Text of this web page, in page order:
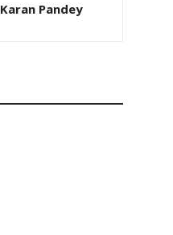
Karan Pandey